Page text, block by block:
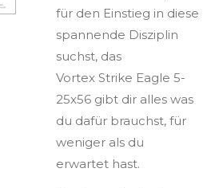
für den Einstieg in diese
spannende Disziplin
suchst, das
Vortex Strike Eagle 5-
25x56 gibt dir alles was
du dafür brauchst, für
weniger als du
erwartet hast.